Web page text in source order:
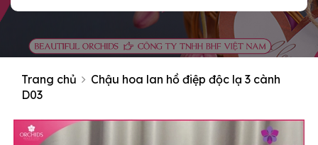
Trang chủ
Chậu hoa lan hồ điệp độc lạ 3 cành
D03